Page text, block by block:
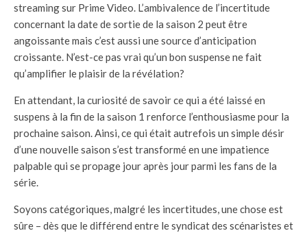
streaming sur Prime Video. L’ambivalence de l’incertitude
concernant la date de sortie de la saison 2 peut être
angoissante mais c’est aussi une source d’anticipation
croissante. N’est-ce pas vrai qu’un bon suspense ne fait
qu’amplifier le plaisir de la révélation?
En attendant, la curiosité de savoir ce qui a été laissé en
suspens à la fin de la saison 1 renforce l’enthousiasme pour la
prochaine saison. Ainsi, ce qui était autrefois un simple désir
d’une nouvelle saison s’est transformé en une impatience
palpable qui se propage jour après jour parmi les fans de la
série.
Soyons catégoriques, malgré les incertitudes, une chose est
sûre – dès que le différend entre le syndicat des scénaristes et